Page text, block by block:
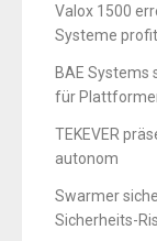
Valox 1500
Systeme
BAE
für
TEKEVER
autonom
Swarmer
Sicherheits-